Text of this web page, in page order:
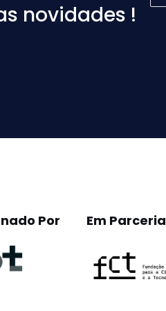
novidades !
Por Em Parceria